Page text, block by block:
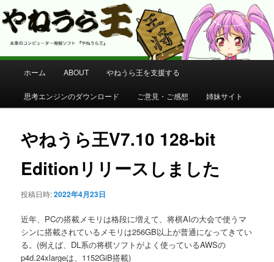
やねうら王 公式サイト
コンピューター将棋 やねうら王 公式サイト
メ
メ
イ
コ
ン
ン
ツ
ホーム ABOUT やねうら王を支援する
思考エンジンのダウンロード ご意見・ご感想 姉妹サイト
やねうら王V7.10 128-bit
Editionリリースしました
投稿日時:2022年4月23日
近年、PCの搭載メモリは格段に増えて、将棋AIの大会で使うマ
シンに搭載されているメモリは256GB以上が普通になってきてい
る。(例えば、DL系の将棋ソフトがよく使っているAWSの
p4d.24xlargeは、1152GiB搭載)